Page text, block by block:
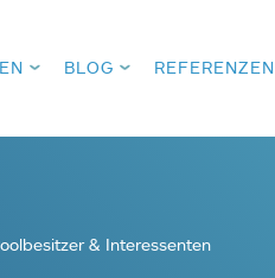
BLOG REFERENZEN
& Interessenten